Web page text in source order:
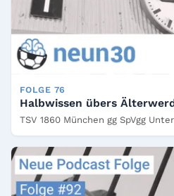
FOLGE 76
Halbwissen übers
TSV 1860 München gg SpVgg